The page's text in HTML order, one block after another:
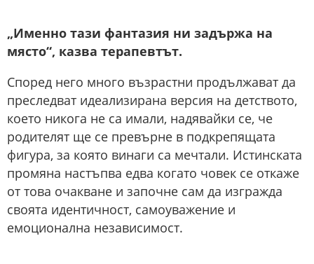
„Именно тази фантазия ни задържа на
място“, казва терапевтът.
Според него много възрастни продължават да
преследват идеализирана версия на детството,
което никога не са имали, надявайки се, че
родителят ще се превърне в подкрепящата
фигура, за която винаги са мечтали. Истинската
промяна настъпва едва когато човек се откаже
от това очакване и започне сам да изгражда
своята идентичност, самоуважение и
емоционална независимост.